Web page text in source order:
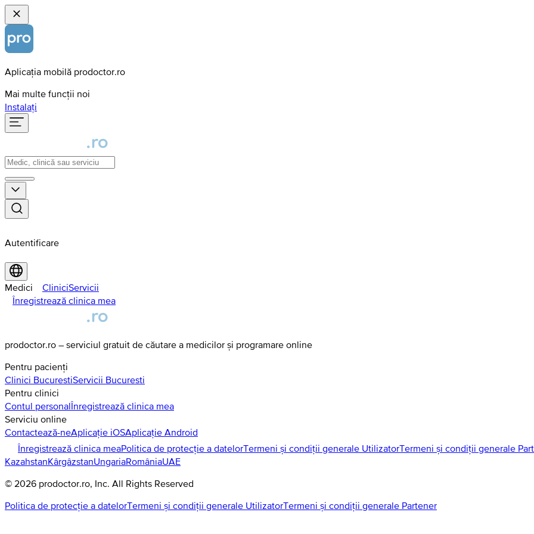
Aplicația mobilă prodoctor.ro
Mai multe funcții noi
Instalați
Autentificare
Medici CliniciServicii
Înregistrează clinica mea
prodoctor.ro – serviciul gratuit de căutare a medicilor și programare online
Pentru pacienți
Clinici BucurestiServicii Bucuresti
Pentru clinici
Contul personalÎnregistrează clinica mea
Serviciu online
Contactează-neAplicație iOSAplicație Android
Înregistrează clinica meaPolitica de protecție a datelorTermeni și condiții generale UtilizatorTermeni și condiții generale
KazahstanKârgâzstanUngariaRomâniaUAE
© 2026 prodoctor.ro, Inc. All Rights Reserved
Politica de protecție a datelorTermeni și condiții generale UtilizatorTermeni și condiții generale Partener